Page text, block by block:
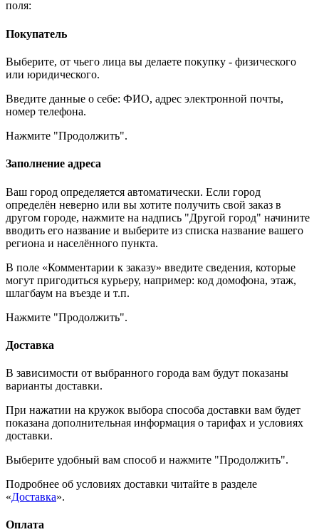
поля:
Покупатель
Выберите, от чьего лица вы делаете покупку - физического
или юридического.
Введите данные о себе: ФИО, адрес электронной почты,
номер телефона.
Нажмите "Продолжить".
Заполнение адреса
Ваш город определяется автоматически. Если город
определён неверно или вы хотите получить свой заказ в
другом городе, нажмите на надпись "Другой город" начините
вводить его название и выберите из списка название вашего
региона и населённого пункта.
В поле «Комментарии к заказу» введите сведения, которые
могут пригодиться курьеру, например: код домофона, этаж,
шлагбаум на въезде и т.п.
Нажмите "Продолжить".
Доставка
В зависимости от выбранного города вам будут показаны
варианты доставки.
При нажатии на кружок выбора способа доставки вам будет
показана дополнительная информация о тарифах и условиях
доставки.
Выберите удобный вам способ и нажмите "Продолжить".
Подробнее об условиях доставки читайте в разделе
«Доставка».
Оплата